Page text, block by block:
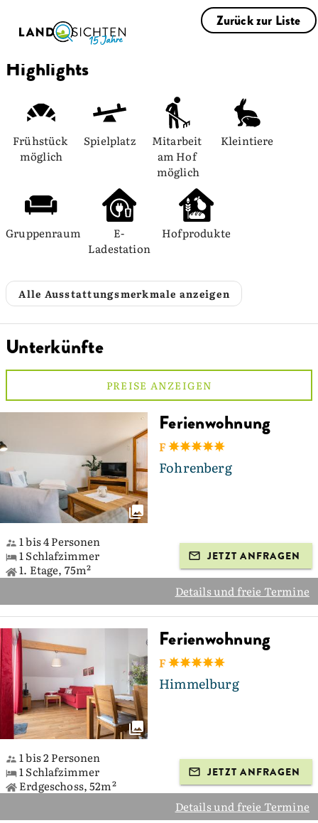
Zurück zur Liste
Highlights
Frühstück
möglich
Spielplatz
Mitarbeit
am Hof
möglich
Kleintiere
Gruppenraum
E-
Ladestation
Hofprodukte
Alle Ausstattungsmerkmale anzeigen
Unterkünfte
PREISE ANZEIGEN
Ferienwohnung
F
Fohrenberg
1 bis 4 Personen
1 Schlafzimmer
1. Etage, 75m²
JETZT ANFRAGEN
Details und freie Termine
Ferienwohnung
F
Himmelburg
1 bis 2 Personen
1 Schlafzimmer
Erdgeschoss, 52m²
JETZT ANFRAGEN
Details und freie Termine